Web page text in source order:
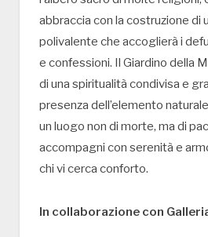
abbraccia con la costruzione di
polivalente che accoglierà i
e confessioni. Il Giardino della
di una spiritualità condivisa e
presenza dell’elemento
un luogo non di morte, ma di
accompagni con serenità e
chi vi cerca conforto.
In collaborazione con